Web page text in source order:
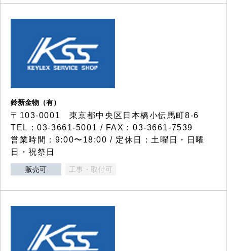
鈴新金物（有）
〒103-0001 東京都中央区日本橋小伝馬町8-6
TEL：03-3661-5001 / FAX：03-3661-7539
営業時間：9:00〜18:00 / 定休日：土曜日・日曜
日・祝祭日
販売可 工事・取付可